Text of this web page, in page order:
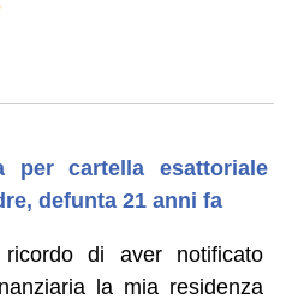
per cartella esattoriale
defunta 21 anni fa
di aver notificato
la mia residenza